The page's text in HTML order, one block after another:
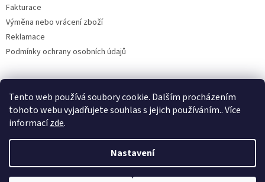
Tento web používá soubory cookie. Dalším procházením
tohoto webu vyjadřujete souhlas s jejich používáním.. Více
informacízde.
Nastavení
Fakturace
Výměna nebo vrácení zboží
Reklamace
Podmínky ochrany osobních údajů
Upravil 404notfound.cz
Vytvořil Shoptet